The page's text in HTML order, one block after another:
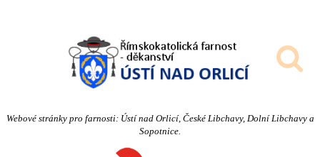
Webové stránky pro farnosti: Ústí nad Orlicí, České Libchavy, Dolní Libchavy a
Sopotnice.